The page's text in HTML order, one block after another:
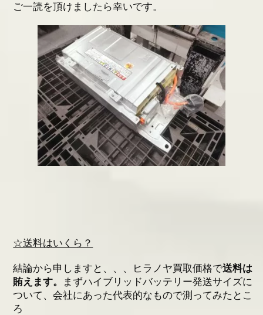
ご一読を頂けましたら幸いです。
☆送料はいくら？
結論から申しますと、、、ヒラノヤ買取価格で送料は
賄えます。
まずハイブリッドバッテリー発送サイズに
ついて、会社にあった代表的なもので測ってみたとこ
ろ